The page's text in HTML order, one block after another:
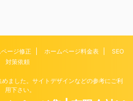
ージ修正 ホームページ料金表
SEO
対策依頼
ました。サイトデザインなどの参考にご利
用下さい。